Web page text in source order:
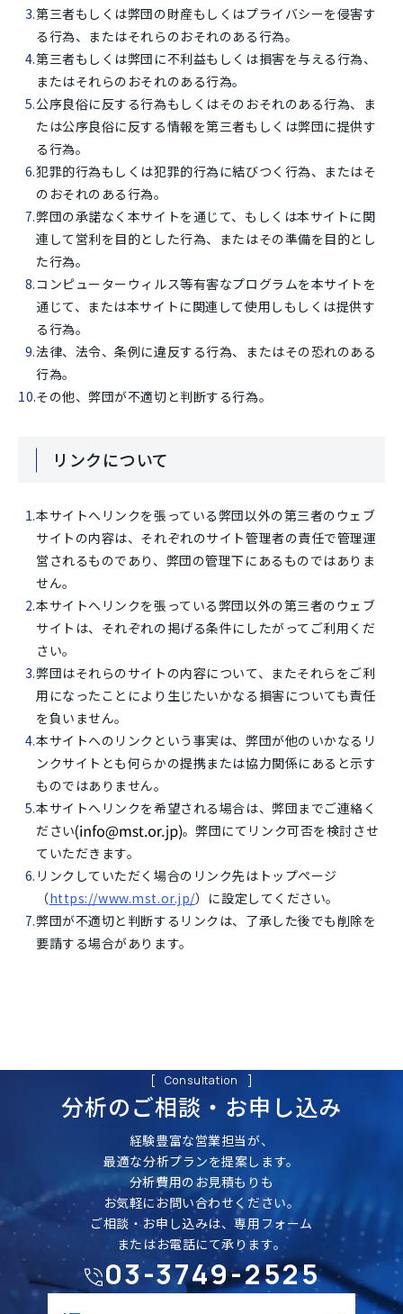
第三者もしくは弊団の財産もしくはプライバシーを侵害す
る行為、またはそれらのおそれのある行為。
第三者もしくは弊団に不利益もしくは損害を与える行為、
またはそれらのおそれのある行為。
公序良俗に反する行為もしくはそのおそれのある行為、ま
たは公序良俗に反する情報を第三者もしくは弊団に提供す
る行為。
犯罪的行為もしくは犯罪的行為に結びつく行為、またはそ
のおそれのある行為。
弊団の承諾なく本サイトを通じて、もしくは本サイトに関
連して営利を目的とした行為、またはその準備を目的とし
た行為。
コンピューターウィルス等有害なプログラムを本サイトを
通じて、または本サイトに関連して使用しもしくは提供す
る行為。
法律、法令、条例に違反する行為、またはその恐れのある
行為。
その他、弊団が不適切と判断する行為。
リンクについて
本サイトへリンクを張っている弊団以外の第三者のウェブ
サイトの内容は、それぞれのサイト管理者の責任で管理運
営されるものであり、弊団の管理下にあるものではありま
せん。
本サイトへリンクを張っている弊団以外の第三者のウェブ
サイトは、それぞれの掲げる条件にしたがってご利用くだ
さい。
弊団はそれらのサイトの内容について、またそれらをご利
用になったことにより生じたいかなる損害についても責任
を負いません。
本サイトへのリンクという事実は、弊団が他のいかなるリ
ンクサイトとも何らかの提携または協力関係にあると示す
ものではありません。
本サイトへリンクを希望される場合は、弊団までご連絡く
ださい
。弊団にてリンク可否を検討させ
ていただきます。
リンクしていただく場合のリンク先はトップページ
（https://www.mst.or.jp/）に設定してください。
弊団が不適切と判断するリンクは、了承した後でも削除を
要請する場合があります。
Consultation
分析のご相談・ お申し込み
経験豊富な営業担当が、
最適な分析プランを提案します。
分析費用のお見積もりも
お気軽にお問い合わせください。
ご相談・お申し込みは、専用フォーム
またはお電話にて承ります。
03-3749-2525